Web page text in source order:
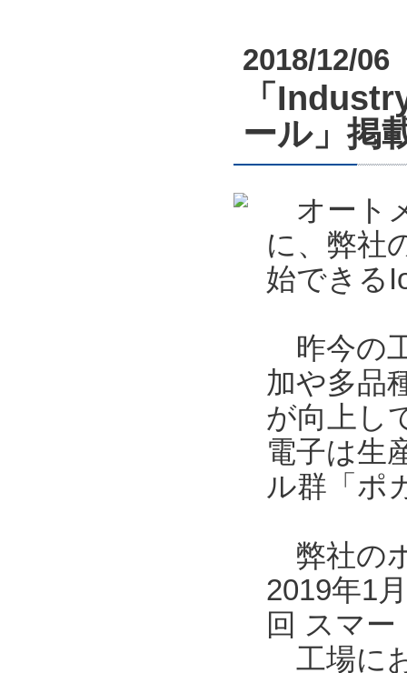
2018/12/06
「
ール」掲
オート
に、弊社
始できる
昨今の
加や多品
が向上し
電子は生
ル群「ポ
弊社の
2019年1
回 スマ
工場に